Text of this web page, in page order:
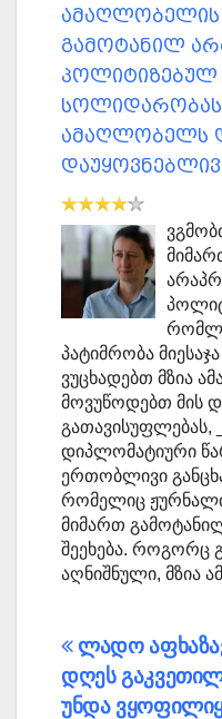
ამაღლობელის
გამოტანილ
პოლიტიზებულ
სოლიდარობას
ამაღლობელს
პატიმრობა
ვუცხადებთ მზია
მოვუწოდებთ მის
გათავისუფლებას,
დიპლომატიური
ერთობლივი
რომელიც
მიმართ
შეეხება. როგორც
აღნიშნული, მზია
პოსტის
ლადო
დღეს
უნდა